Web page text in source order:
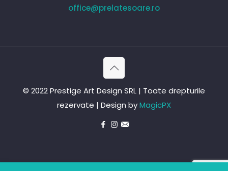
office@prelatesoare.ro
© 2022 Prestige Art Design SRL | Toate drepturile
rezervate | Design byMagicPX